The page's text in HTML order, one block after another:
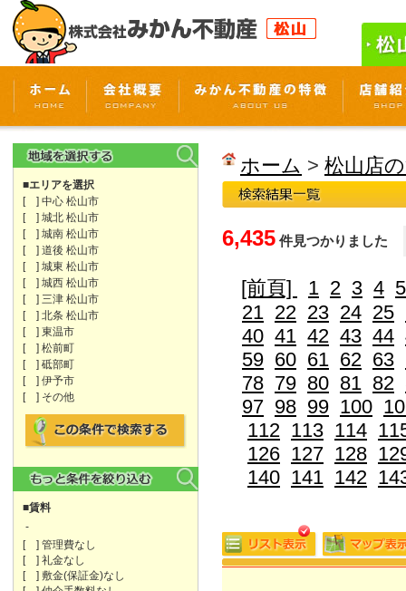
■エリアを選択
[ ] 中心 松山市
[ ] 城北 松山市
[ ] 城南 松山市
[ ] 道後 松山市
[ ] 城東 松山市
[ ] 城西 松山市
[ ] 三津 松山市
[ ] 北条 松山市
[ ] 東温市
[ ] 松前町
[ ] 砥部町
[ ] 伊予市
[ ] その他
■賃料
-
[ ] 管理費なし
[ ] 礼金なし
[ ] 敷金(保証金)なし
ホーム > 松山店
6,435 件見つかりました
[前頁] 1 2 3 4 5
21 22 23 24 25
40 41 42 43 44
59 60 61 62 63
78 79 80 81 82
97 98 99 100
112 113 114
126 127 128
140 141 142